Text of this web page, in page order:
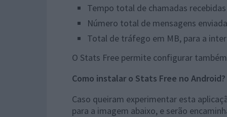
Tempo total de chamadas
Número total de mensagens
Total de tráfego em MB, para a
O Stats Free permite configurar
Como instalar o Stats Free no Android?
Caso queiram experimentar esta
para a imagem abaixo, e serão